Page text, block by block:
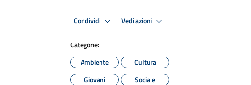
Condividi Vedi azioni
Categorie:
Ambiente
Cultura
Giovani
Sociale